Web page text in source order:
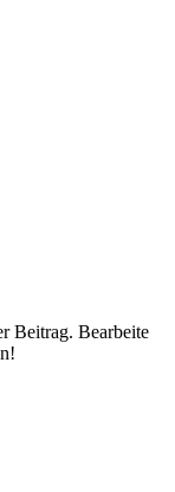
Beitrag. Bearbeite